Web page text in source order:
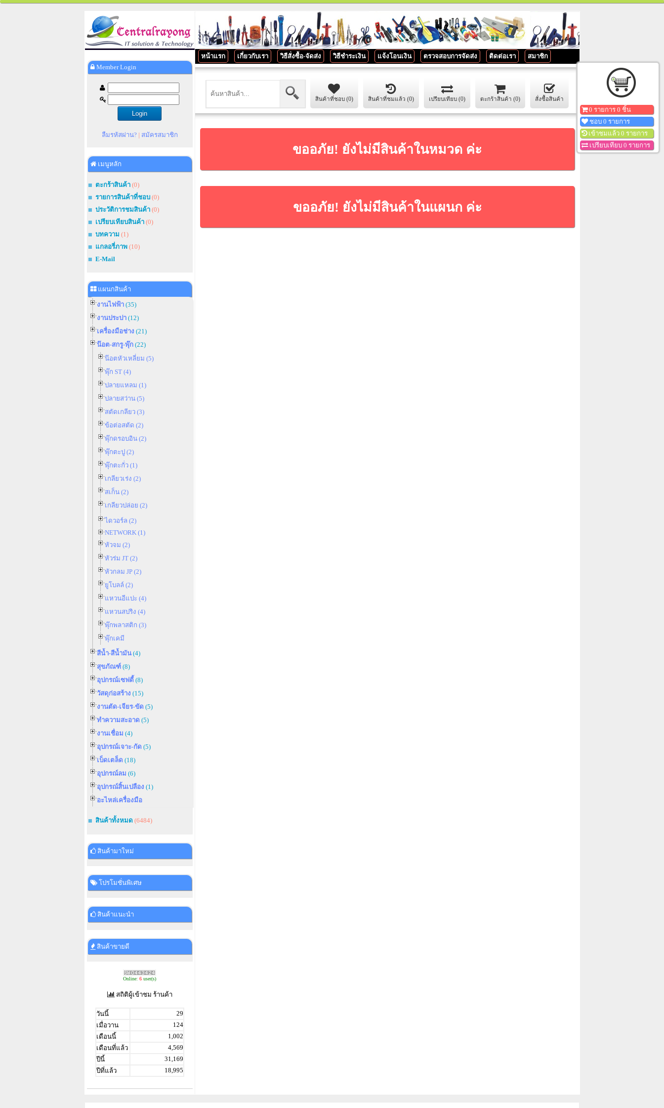
Member Login
ลืมรหัสผ่าน?| สมัครสมาชิก
เมนูหลัก
ตะกร้าสินค้า(0)
รายการสินค้าที่ชอบ(0)
ประวัติการชมสินค้า(0)
เปรียบเทียบสินค้า(0)
บทความ (1)
แกลอรี่ภาพ(10)
E-Mail
แผนกสินค้า
งานไฟฟ้า(35)
งานประปา(12)
เครื่องมือช่าง (21)
น๊อต-สกรู-พุ๊ก(22)
น๊อตหัวเหลี่ยม (5)
พุ๊ก ST (4)
ปลายแหลม (1)
ปลายสว่าน (5)
สตัดเกลียว (3)
ข้อต่อสตัด (2)
พุ๊กดรอบอิน (2)
พุ๊กตะปู (2)
พุ๊กตะกั่ว (1)
เกลียวเร่ง (2)
สเก็น (2)
เกลียวปล่อย (2)
ไดวอร์ล (2)
NETWORK (1)
หัวจม (2)
หัวร่ม JT (2)
หัวกลม JP (2)
ยูโบลล์ (2)
แหวนอีแปะ (4)
แหวนสปริง (4)
พุ๊กพลาสติก (3)
พุ๊กเคมี
สีน้ำ-สีน้ำมัน(4)
สุขภัณฑ์(8)
อุปกรณ์เซฟตี้(8)
วัสดุก่อสร้าง (15)
งานตัด-เจียร-ขัด (5)
ทำความสะอาด (5)
งานเชื่อม (4)
อุปกรณ์เจาะ-กัด (5)
เบ็ดเตล็ด (18)
อุปกรณ์ลม (6)
อุปกรณ์สิ้นเปลือง (1)
อะไหล่เครื่องมือ
สินค้าทั้งหมด(6484)
สินค้ามาใหม่
โปรโมชั่นพิเศษ
สินค้าแนะนำ
สินค้าขายดี
Online: 6 user(s)
สถิติผู้เข้าชม ร้านค้า
วันนี้
29
เมื่อวาน
124
เดือนนี้
1,002
เดือนที่แล้ว
4,569
ปีนี้
31,169
ปีที่แล้ว
18,995
หน้าแรก เกี่ยวกับเรา วิธีสั่งซื้อ-จัดส่ง วิธีชำระเงิน แจ้งโอนเงิน ตรวจสอบการจัดส่ง ติดต่อเรา สมาชิก
สินค้าที่ชอบ (0) สินค้าที่ชมแล้ว (0) เปรียบเทียบ (0) ตะกร้าสินค้า (0) สั่งซื้อสินค้า
ขออภัย! ยังไม่มีสินค้าในหมวด ค่ะ
ขออภัย! ยังไม่มีสินค้าในแผนก ค่ะ
0 รายการ 0 ชิ้น
ชอบ 0 รายการ
เข้าชมแล้ว 0 รายการ
เปรียบเทียบ 0 รายการ